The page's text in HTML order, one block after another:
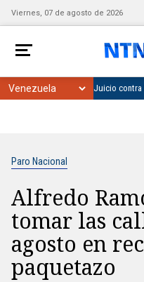
Viernes, 07 de agosto de 2026
Juicio contra
Paro Nacional
Alfredo
tomar las
agosto en
paquetazo